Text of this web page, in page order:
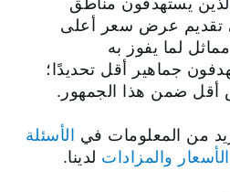
تقديم عرض سعر أعلى
لما يفوز به
جماهير أقل تحديدًا؛
أقل ضمن هذا الجمهور.
من المعلومات في الأسئلة
والمزادات لدينا.